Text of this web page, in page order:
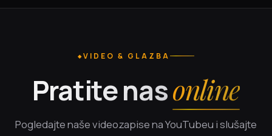
VIDEO & GLAZBA
Pratite nasonline
Pogledajte naše videozapise na YouTubeu i slušajte